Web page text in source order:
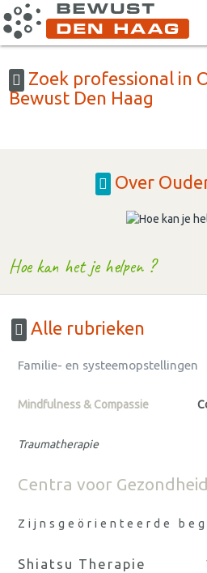
Zoek professional in
Bewust Den Haag
Over
Hoe kan het je helpen ?
Alle rubrieken
Familie- en systeemopstellingen
Mindfulness & Compassie
Traumatherapie
Centra voor
Zijnsgeörienteerde
Shiatsu Therapie